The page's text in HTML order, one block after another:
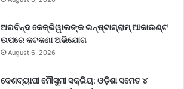
ଅରବିନ୍ଦ କେଜ୍ରିୱାଲଙ୍କ ଇନ୍‌ଷ୍ଟାଗ୍ରାମ୍ ଆକାଉଣ୍ଟ
ଉପରେ କଟକଣା ଅଭିଯୋଗ
August 6, 2026
ଦେଶବ୍ୟାପୀ ମୌସୁମୀ ସକ୍ରିୟ: ଓଡ଼ିଶା ସମେତ ୪